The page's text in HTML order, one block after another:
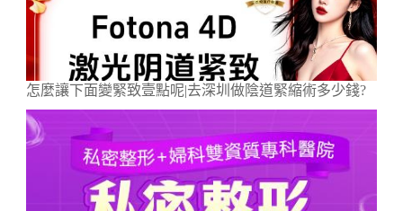
怎麼讓下面變緊致壹點呢|去深圳做陰道緊縮術多少錢?